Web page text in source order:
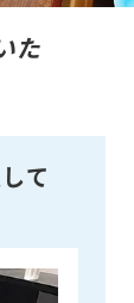
た
て